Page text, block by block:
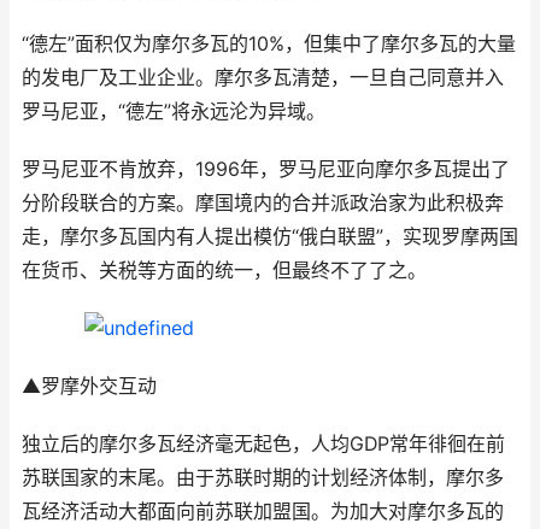
“德左”面积仅为摩尔多瓦的10%，但集中了摩尔多瓦的大量
的发电厂及工业企业。摩尔多瓦清楚，一旦自己同意并入
罗马尼亚，“德左”将永远沦为异域。
罗马尼亚不肯放弃，1996年，罗马尼亚向摩尔多瓦提出了
分阶段联合的方案。摩国境内的合并派政治家为此积极奔
走，摩尔多瓦国内有人提出模仿“俄白联盟”，实现罗摩两国
在货币、关税等方面的统一，但最终不了了之。
▲罗摩外交互动
独立后的摩尔多瓦经济毫无起色，人均GDP常年徘徊在前
苏联国家的末尾。由于苏联时期的计划经济体制，摩尔多
瓦经济活动大都面向前苏联加盟国。为加大对摩尔多瓦的